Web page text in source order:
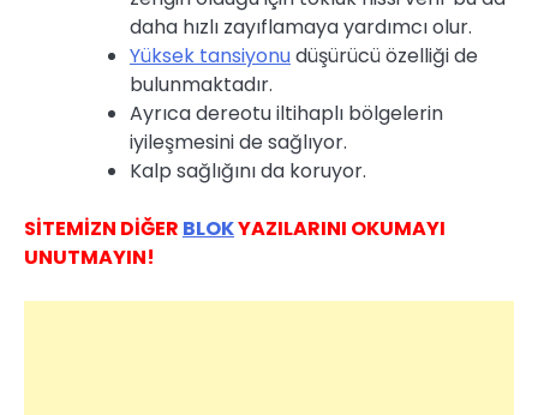
daha hızlı zayıflamaya yardımcı olur.
Yüksek tansiyonudüşürücü özelliği de
bulunmaktadır.
Ayrıca dereotu iltihaplı bölgelerin
iyileşmesini de sağlıyor.
Kalp sağlığını da koruyor.
SİTEMİZN DİĞER BLOKYAZILARINI OKUMAYI
UNUTMAYIN!